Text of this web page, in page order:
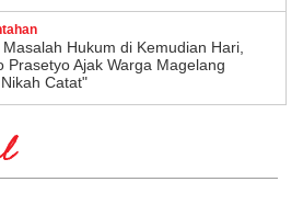
Hukum di Kemudian Hari,
Prasetyo Ajak Warga Magelang
Catat"